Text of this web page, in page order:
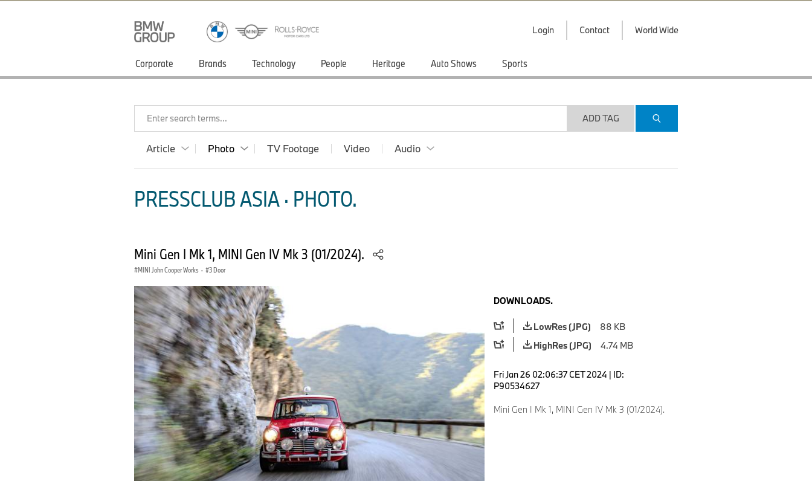
Login Contact World Wide
Corporate Brands Technology People Heritage Auto Shows Sports
Enter search terms... ADD TAG
Article Photo TV Footage Video Audio
PRESSCLUB ASIA · PHOTO.
Mini Gen I Mk 1, MINI Gen IV Mk 3 (01/2024).
MINI John Cooper Works · 3 Door
DOWNLOADS.
LowRes (JPG)
88 KB
HighRes (JPG)
4.74 MB
Fri Jan 26 02:06:37 CET 2024 | ID:
P90534627
Mini Gen I Mk 1, MINI Gen IV Mk 3 (01/2024).